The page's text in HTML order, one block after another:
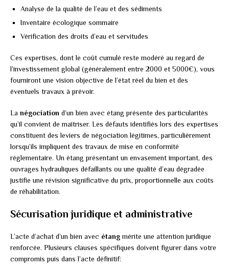
Analyse de la qualité de l’eau et des sédiments
Inventaire écologique sommaire
Vérification des droits d’eau et servitudes
Ces expertises, dont le coût cumulé reste modéré au regard de
l’investissement global (généralement entre 2000 et 5000€), vous
fourniront une vision objective de l’état réel du bien et des
éventuels travaux à prévoir.
La négociation d’un bien avec étang présente des particularités
qu’il convient de maîtriser. Les défauts identifiés lors des expertises
constituent des leviers de négociation légitimes, particulièrement
lorsqu’ils impliquent des travaux de mise en conformité
réglementaire. Un étang présentant un envasement important, des
ouvrages hydrauliques défaillants ou une qualité d’eau dégradée
justifie une révision significative du prix, proportionnelle aux coûts
de réhabilitation.
Sécurisation juridique et administrative
L’acte d’achat d’un bien avec étangmérite une attention juridique
renforcée. Plusieurs clauses spécifiques doivent figurer dans votre
compromis puis dans l’acte définitif: